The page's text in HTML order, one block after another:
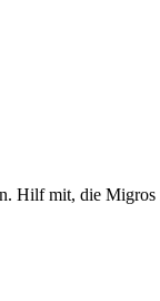
Hilf mit, die Migros